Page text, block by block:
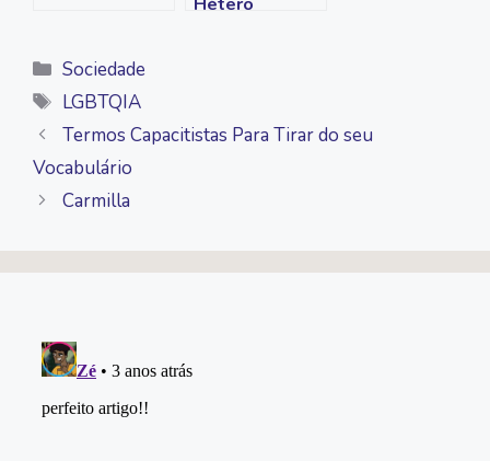
Categorias
Sociedade
Tags
LGBTQIA
Termos Capacitistas Para Tirar do seu
Vocabulário
Carmilla